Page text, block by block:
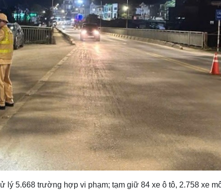
lý 5.668 trường hợp vi phạm; tạm giữ 84 xe ô tô, 2.758 xe